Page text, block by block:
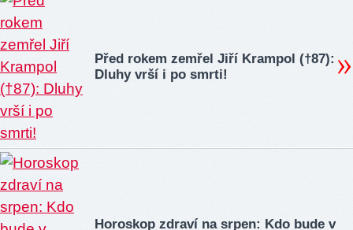
Před rokem zemřel Jiří Krampol (†87):
Dluhy vrší i po smrti!
Horoskop zdraví na srpen: Kdo bude v